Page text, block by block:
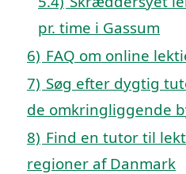
pr. time i Gassum
6) FAQ om online
7) Søg efter dygtig
de omkringliggende
8) Find en tutor til
regioner af Danmark